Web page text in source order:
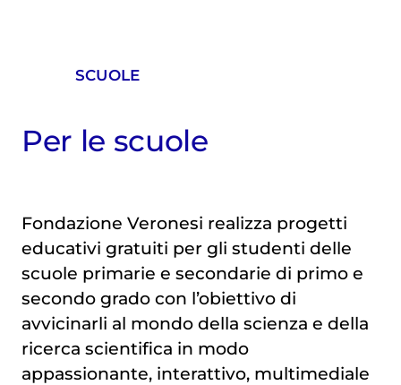
SCUOLE
Per le scuole
Fondazione Veronesi realizza progetti
educativi gratuiti per gli studenti delle
scuole primarie e secondarie di primo e
secondo grado con l’obiettivo di
avvicinarli al mondo della scienza e della
ricerca scientifica in modo
appassionante, interattivo, multimediale